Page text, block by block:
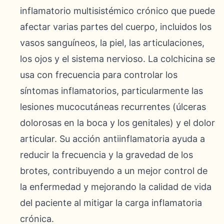
inflamatorio multisistémico crónico que puede
afectar varias partes del cuerpo, incluidos los
vasos sanguíneos, la piel, las articulaciones,
los ojos y el sistema nervioso. La colchicina se
usa con frecuencia para controlar los
síntomas inflamatorios, particularmente las
lesiones mucocutáneas recurrentes (úlceras
dolorosas en la boca y los genitales) y el dolor
articular. Su acción antiinflamatoria ayuda a
reducir la frecuencia y la gravedad de los
brotes, contribuyendo a un mejor control de
la enfermedad y mejorando la calidad de vida
del paciente al mitigar la carga inflamatoria
crónica.